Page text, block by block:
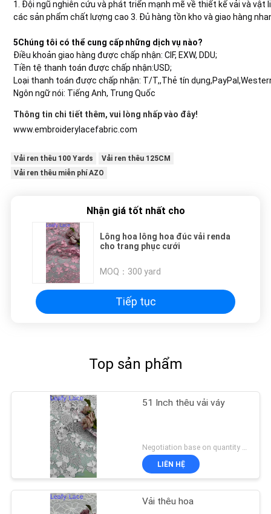
1. Đội ngũ nghiên cứu và phát triển mạnh mẽ về thiết kế vải và
các sản phẩm chất lượng cao 3. Đủ hàng tồn kho và giao hàng
5Chúng tôi có thể cung cấp những dịch vụ nào?
Điều khoản giao hàng được chấp nhận: CIF, EXW, DDU;
Tiền tệ thanh toán được chấp nhận:USD;
Loại thanh toán được chấp nhận: T/T,,Thẻ tín
Ngôn ngữ nói: Tiếng Anh, Trung Quốc
Thông tin chi tiết thêm, vui lòng nhấp vào đây!
www.embroiderylacefabric.com
Vải ren thêu 100 Yards
Vải ren thêu 125CM
Vải ren thêu miễn phí AZO
Nhận giá tốt nhất cho
Lông hoa lông hoa đúc vải renda
cho trang phục cưới
MOQ： 300 yard
Tiếp tục
Top sản phẩm
51 Inch thêu vải váy
LIÊN HỆ
Vải thêu hoa